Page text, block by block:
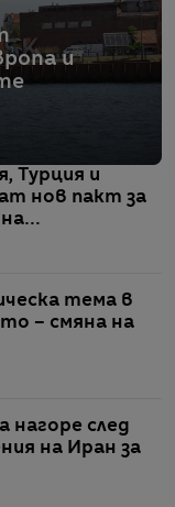
и
Турция и
нов пакт за
САЩ и Иран
тема в
– смяна на
нагоре след
на Иран за